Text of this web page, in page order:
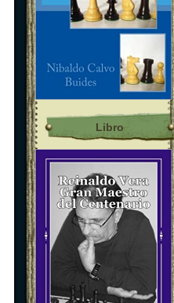
Libro